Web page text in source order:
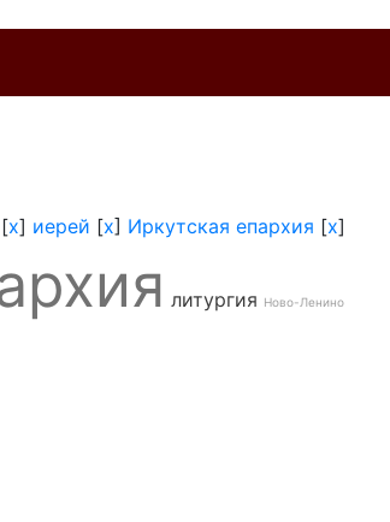
[x] иерей [x] Иркутская епархия [x]
литургия Ново-Ленино